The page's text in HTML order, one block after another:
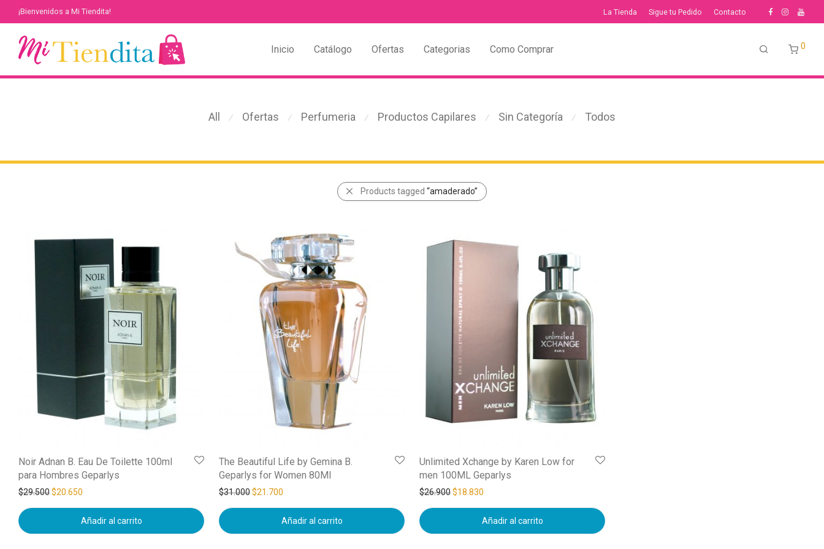
¡Bienvenidos a Mi Tiendita! La Tienda Sigue tu Pedido Contacto
Inicio Catálogo Ofertas Categorias Como Comprar 0
All ⁄ Ofertas ⁄ Perfumeria ⁄ Productos Capilares ⁄ Sin Categoría ⁄ Todos
Products tagged “amaderado”
Noir Adnan B. Eau De Toilette 100ml
para Hombres Geparlys
$29.500$20.650
Añadir al carrito
The Beautiful Life by Gemina B.
Geparlys for Women 80Ml
$31.000$21.700
Añadir al carrito
Unlimited Xchange by Karen Low for
men 100ML Geparlys
$26.900$18.830
Añadir al carrito